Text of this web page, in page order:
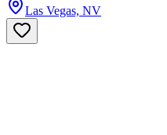
Las Vegas, NV